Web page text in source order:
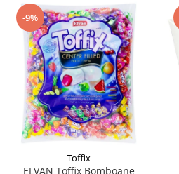
-9%
Toffix
ELVAN Toffix Bomboane